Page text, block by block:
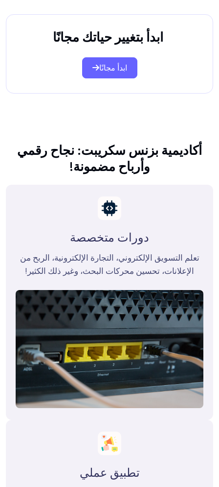
ابدأ بتغيير حياتك مجانًا
ابدأ مجانًا
أكاديمية بزنس سكريبت: نجاح رقمي
وأرباح مضمونة!
دورات متخصصة
تعلم التسويق الإلكتروني، التجارة الإلكترونية، الربح من
الإعلانات، تحسين محركات البحث، وغير ذلك الكثير!
تطبيق عملي